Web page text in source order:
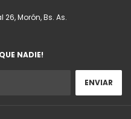
Morón, Bs. As.
NADIE!